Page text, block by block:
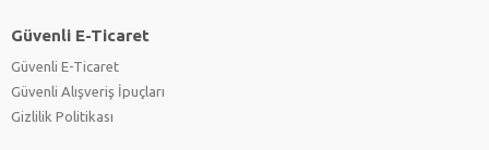
Güvenli E-Ticaret
Güvenli E-Ticaret
Güvenli Alışveriş İpuçları
Gizlilik Politikası